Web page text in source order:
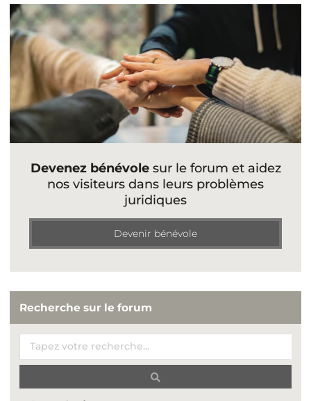
Devenez bénévolesur le forum et aidez
nos visiteurs dans leurs problèmes
juridiques
Devenir bénévole
Recherche sur le forum